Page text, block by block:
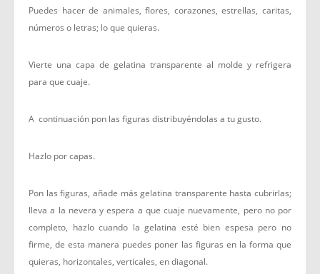
Puedes hacer de animales, flores, corazones, estrellas, caritas,
números o letras; lo que quieras.
Vierte una capa de gelatina transparente al molde y refrigera
para que cuaje.
A continuación pon las figuras distribuyéndolas a tu gusto.
Hazlo por capas.
Pon las figuras, añade más gelatina transparente hasta cubrirlas;
lleva a la nevera y espera a que cuaje nuevamente, pero no por
completo, hazlo cuando la gelatina esté bien espesa pero no
firme, de esta manera puedes poner las figuras en la forma que
quieras, horizontales, verticales, en diagonal.